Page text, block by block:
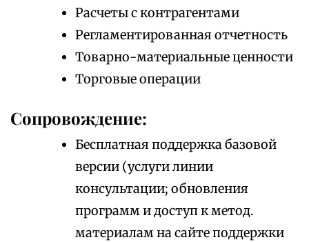
Расчеты с контрагентами
Регламентированная отчетность
Товарно-материальные ценности
Торговые операции
Сопровождение:
Бесплатная поддержка базовой
версии (услуги линии
консультации; обновления
программ и доступ к метод.
материалам на сайте поддержки